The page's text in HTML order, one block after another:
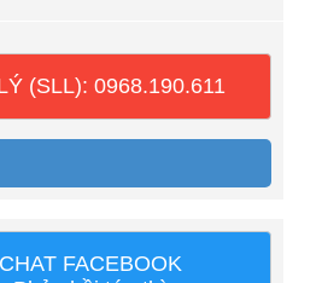
(SLL): 0968.190.611
CHAT FACEBOOK